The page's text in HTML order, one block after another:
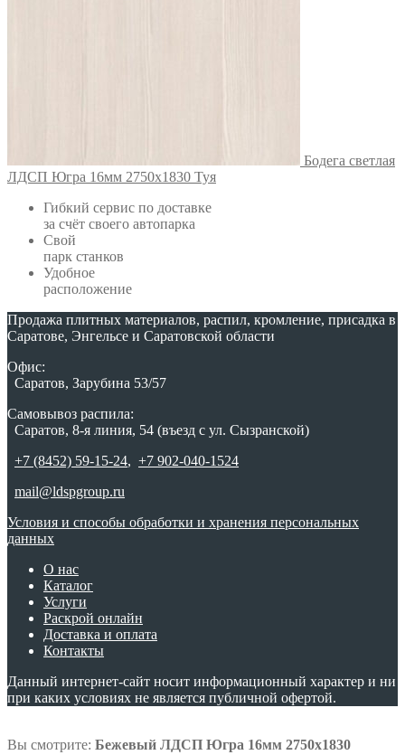
Бодега светлая
ЛДСП Югра 16мм 2750х1830 Туя
Гибкий сервис по доставке
за счёт своего автопарка
Свой
парк станков
Удобное
расположение
Продажа плитных материалов, распил, кромление, присадка в
Саратове, Энгельсе и Саратовской области
Офис:
Саратов, Зарубина 53/57
Самовывоз распила:
Саратов, 8-я линия, 54 (въезд с ул. Сызранской)
+7 (8452) 59-15-24, +7 902-040-1524
mail@ldspgroup.ru
Условия и способы обработки и хранения персональных
данных
О нас
Каталог
Услуги
Раскрой онлайн
Доставка и оплата
Контакты
Данный интернет-сайт носит информационный характер и ни
при каких условиях не является публичной офертой.
Вы смотрите: Бежевый ЛДСП Югра 16мм 2750х1830